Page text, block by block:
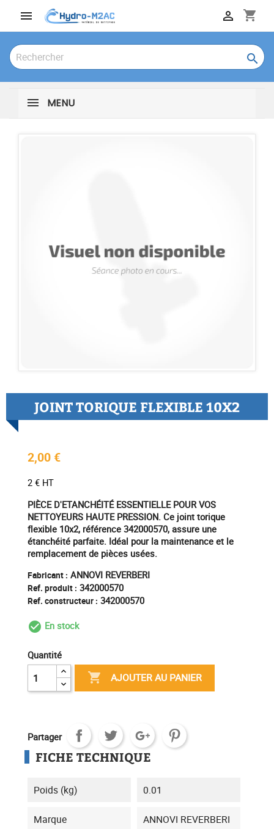
 shopping_cart


MENU
JOINT TORIQUE FLEXIBLE 10X2
2,00 €
2 € HT
PIÈCE D'ETANCHÉITÉ ESSENTIELLE POUR VOS
NETTOYEURS HAUTE PRESSION. Ce joint torique
flexible 10x2, référence 342000570, assure une
étanchéité parfaite. Idéal pour la maintenance et le
remplacement de pièces usées.
Fabricant : ANNOVI REVERBERI
Ref. produit : 342000570
Ref. constructeur : 342000570
check_circle_outline
En stock
Quantité
 AJOUTER AU PANIER
Partager
FICHE TECHNIQUE
Poids (kg) 0.01
Marque ANNOVI REVERBERI